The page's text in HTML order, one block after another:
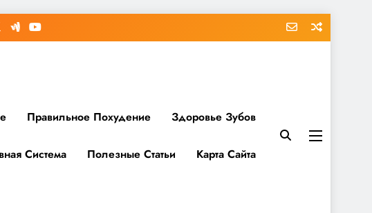
Правильное Похудение Здоровье Зубов
Система Полезные Статьи Карта Сайта